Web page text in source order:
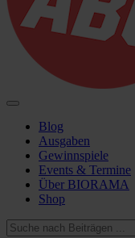
Blog
Ausgaben
Gewinnspiele
Events & Termine
Über BIORAMA
Shop